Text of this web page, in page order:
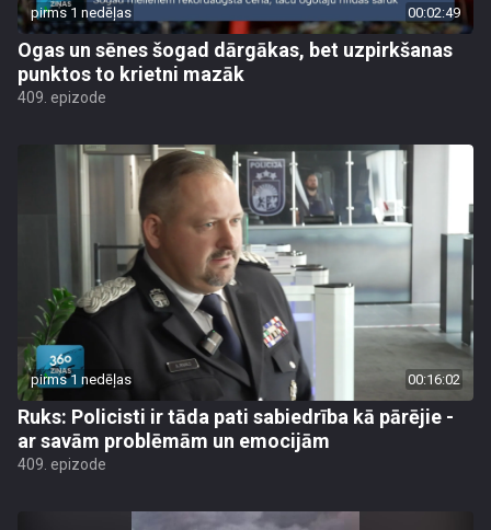
pirms 1 nedēļas 00:02:49
Ogas un sēnes šogad dārgākas, bet uzpirkšanas
punktos to krietni mazāk
409. epizode
pirms 1 nedēļas 00:16:02
Ruks: Policisti ir tāda pati sabiedrība kā pārējie -
ar savām problēmām un emocijām
409. epizode